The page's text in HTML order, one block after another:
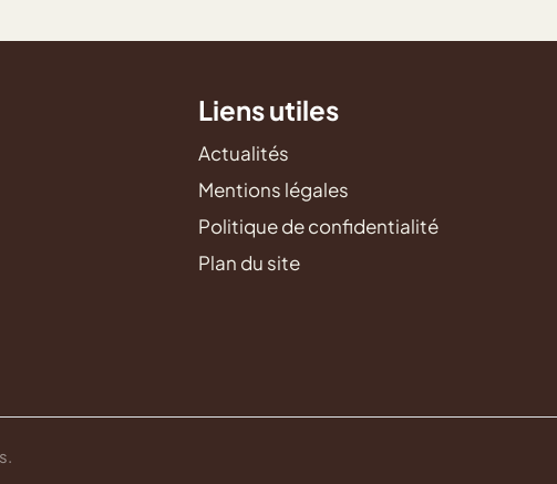
Liens utiles
Actualités
Mentions légales
Politique de confidentialité
Plan du site